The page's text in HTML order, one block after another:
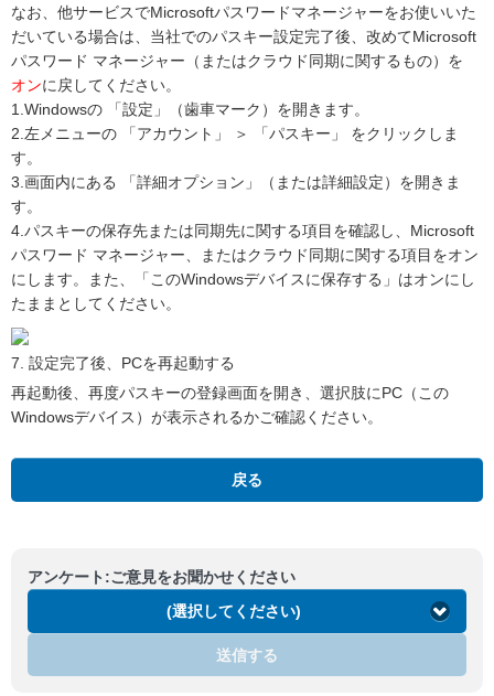
なお、他サービスでMicrosoftパスワードマネージャーをお使いいた
だいている場合は、当社でのパスキー設定完了後、改めてMicrosoft
パスワード マネージャー（またはクラウド同期に関するもの）を
オンに戻してください。
1.Windowsの 「設定」（歯車マーク）を開きます。
2.左メニューの 「アカウント」 ＞ 「パスキー」 をクリックしま
す。
3.画面内にある 「詳細オプション」（または詳細設定）を開きま
す。
4.パスキーの保存先または同期先に関する項目を確認し、Microsoft
パスワード マネージャー、またはクラウド同期に関する項目をオン
にします。また、「このWindowsデバイスに保存する」はオンにし
たままとしてください。
7. 設定完了後、PCを再起動する
再起動後、再度パスキーの登録画面を開き、選択肢にPC（この
Windowsデバイス）が表示されるかご確認ください。
戻る
アンケート:ご意見をお聞かせください
(選択してください)
送信する